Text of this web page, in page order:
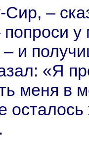
попроси у
– и
«Я
меня в